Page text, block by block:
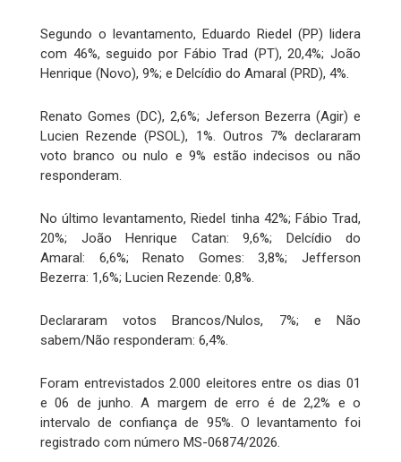
Segundo o levantamento, Eduardo Riedel (PP) lidera
com 46%, seguido por Fábio Trad (PT), 20,4%; João
Henrique (Novo), 9%; e Delcídio do Amaral (PRD), 4%.
Renato Gomes (DC), 2,6%; Jeferson Bezerra (Agir) e
Lucien Rezende (PSOL), 1%. Outros 7% declararam
voto branco ou nulo e 9% estão indecisos ou não
responderam.
No último levantamento, Riedel tinha 42%; Fábio Trad,
20%; João Henrique Catan: 9,6%; Delcídio do
Amaral: 6,6%; Renato Gomes: 3,8%; Jefferson
Bezerra: 1,6%; Lucien Rezende: 0,8%.
Declararam votos Brancos/Nulos, 7%; e Não
sabem/Não responderam: 6,4%.
Foram entrevistados 2.000 eleitores entre os dias 01
e 06 de junho. A margem de erro é de 2,2% e o
intervalo de confiança de 95%. O levantamento foi
registrado com número MS-06874/2026.